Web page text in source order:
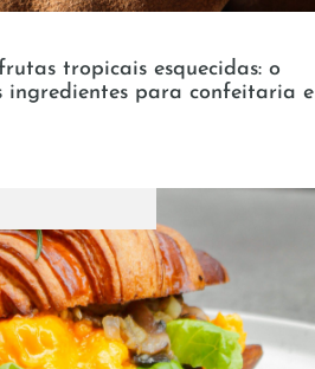
tropicais esquecidas: o
ingredientes para confeitaria e